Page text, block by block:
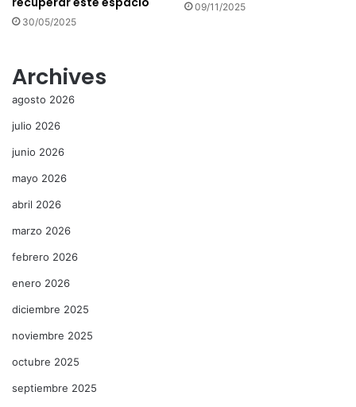
30/05/2025
09/11/2025
Archives
agosto 2026
julio 2026
junio 2026
mayo 2026
abril 2026
marzo 2026
febrero 2026
enero 2026
diciembre 2025
noviembre 2025
octubre 2025
septiembre 2025